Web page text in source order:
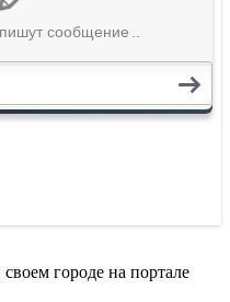
городе на портале